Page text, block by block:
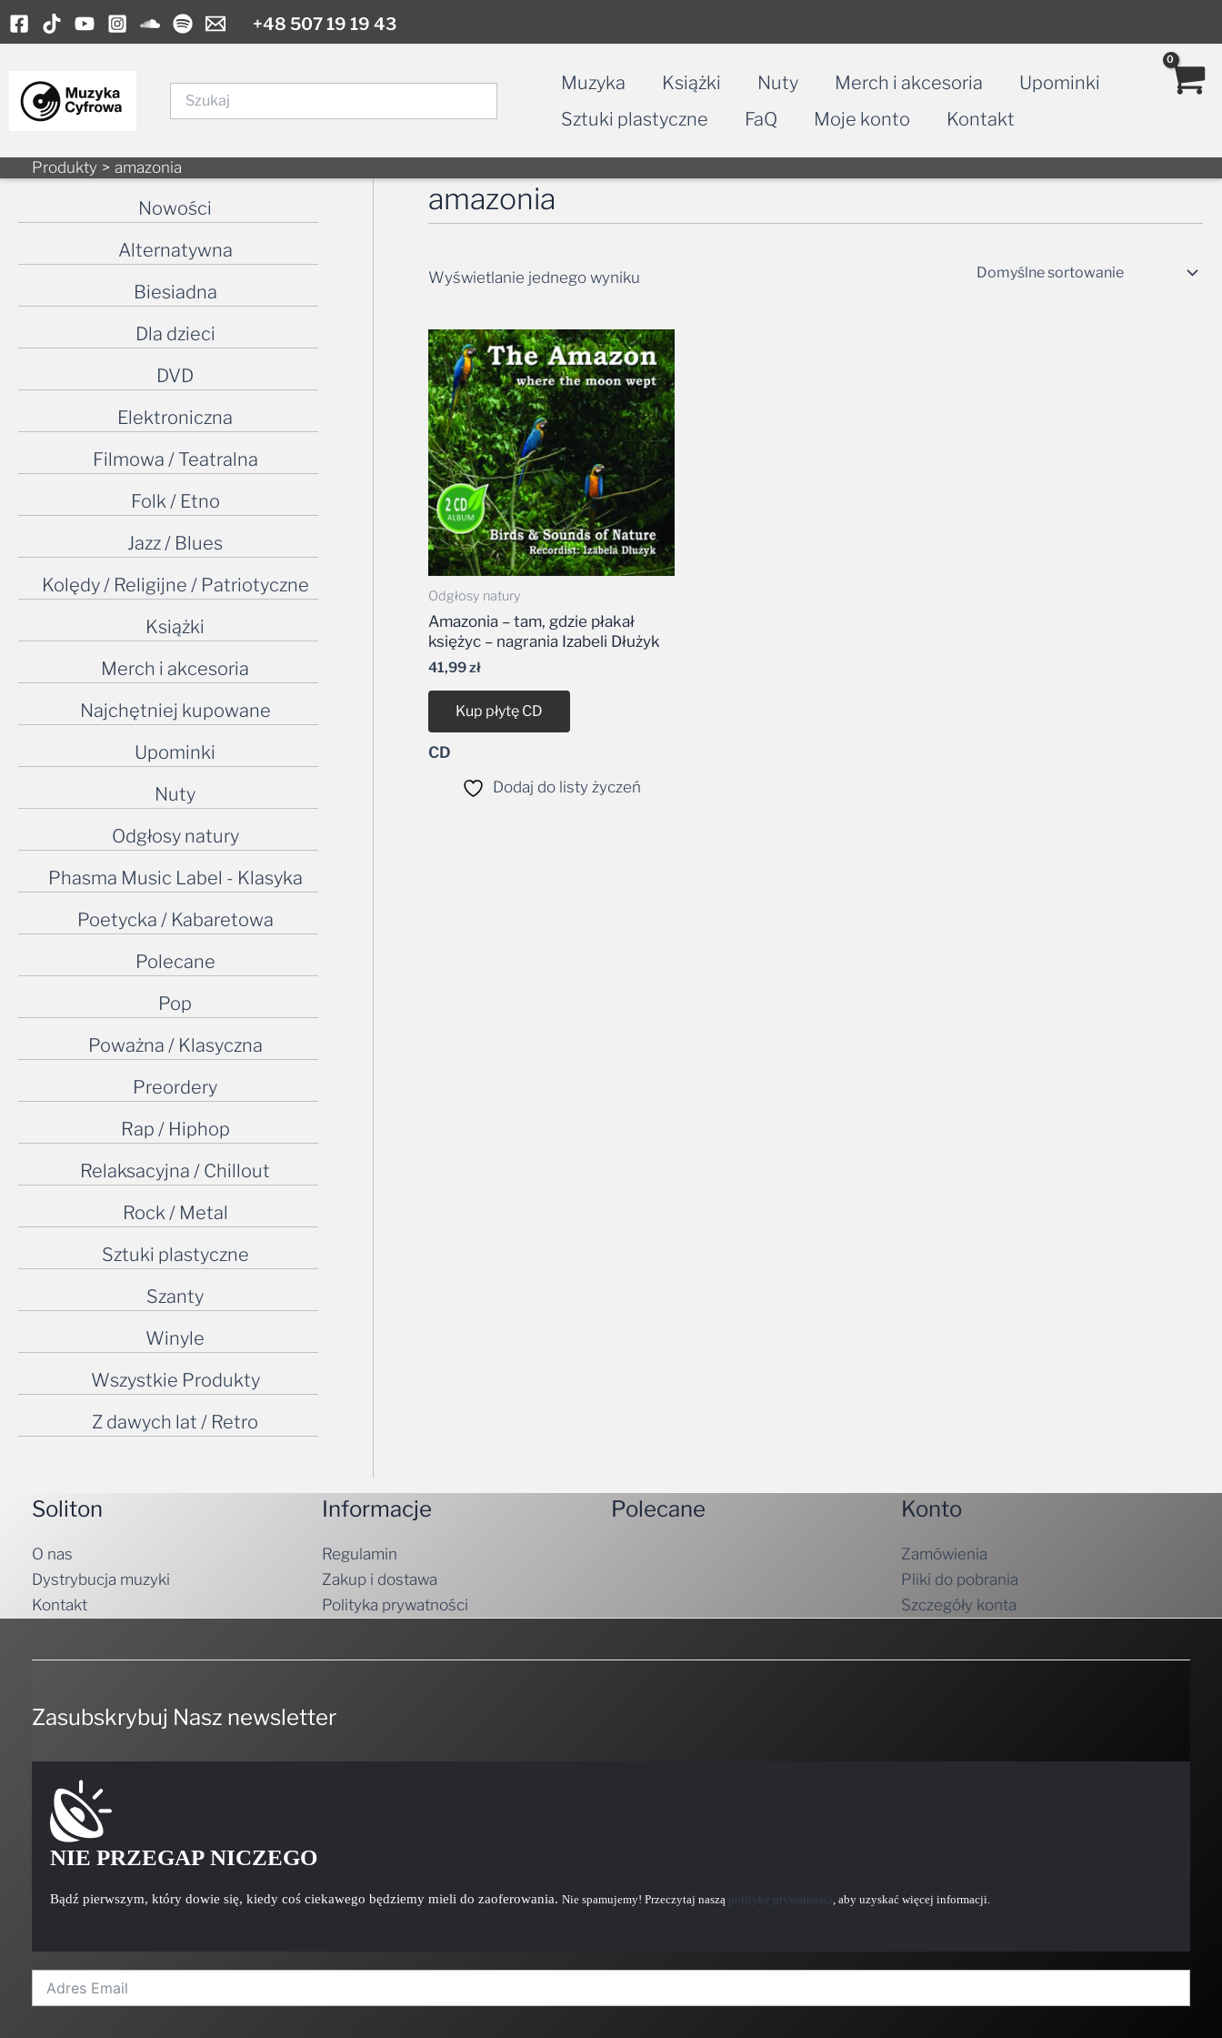
Skip
to
+48 507 19 19 43
Muzyka Książki Nuty Merch i akcesoria
Upominki
Sztuki plastyczne
FaQ Moje konto Kontakt
Produkty amazonia
Nowości
Alternatywna
Biesiadna
Dla dzieci
DVD
Elektroniczna
Filmowa / Teatralna
Folk / Etno
Jazz / Blues
Kolędy / Religijne / Patriotyczne
Książki
Merch i akcesoria
Najchętniej kupowane
Upominki
Nuty
Odgłosy natury
Phasma Music Label - Klasyka
Poetycka / Kabaretowa
Polecane
Pop
Poważna / Klasyczna
Preordery
Rap / Hiphop
Relaksacyjna / Chillout
Rock / Metal
Sztuki plastyczne
Szanty
Winyle
Wszystkie Produkty
Z dawych lat / Retro
amazonia
Wyświetlanie jednego wyniku
Odgłosy natury
Amazonia – tam, gdzie płakał
księżyc – nagrania Izabeli Dłużyk
41,99zł
Kup płytę CD
CD
Dodaj do listy życzeń
Soliton
O nas
Dystrybucja muzyki
Kontakt
Informacje
Regulamin
Zakup i dostawa
Polityka prywatności
Polecane Konto
Zamówienia
Pliki do pobrania
Szczegóły konta
Zasubskrybuj Nasz newsletter
NIE PRZEGAP NICZEGO
Bądź pierwszym, który dowie się, kiedy coś ciekawego będziemy mieli do zaoferowania. Nie spamujemy! Przeczytaj naszą politykę prywatności, aby uzyskać więcej informacji.